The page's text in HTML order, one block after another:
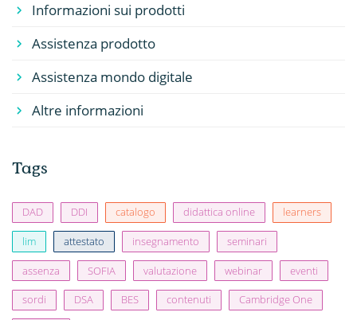
Informazioni sui prodotti
Assistenza prodotto
Assistenza mondo digitale
Altre informazioni
Tags
DAD DDI catalogo didattica online learners
lim attestato insegnamento seminari
assenza SOFIA valutazione webinar eventi
sordi DSA BES contenuti Cambridge One